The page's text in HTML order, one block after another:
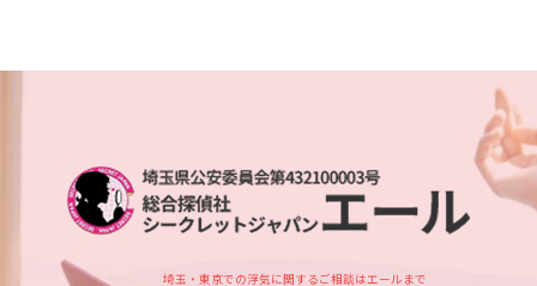
不倫 どこから
浮気調査 依頼
浮気調査 訴える
不倫調査 gps
身辺調査 個人
身辺調査 どこまでわかる 結婚
身辺調査 何を調べる
人探し 自力
人探し 写真だけ
生き別れ 会いたい
探偵 生き別れ 人探し
越谷レイクタウン 人探し
浦和 浮気不倫調査
埼玉県 家出調査
本川越的場 身辺調査
さいたま市 探偵埼玉・東京での浮気に関するご相談はエールまで